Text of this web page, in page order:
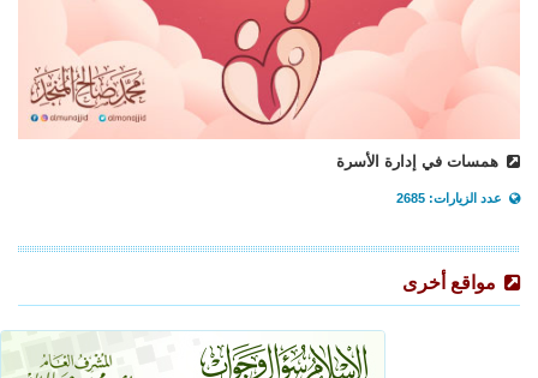
همسات في إدارة الأسرة
عدد الزيارات: 2685
مواقع أخرى